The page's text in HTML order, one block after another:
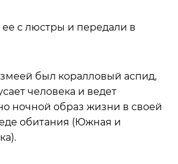
ее с люстры и передали в
был коралловый аспид,
человека и ведет
ночной образ жизни в своей
обитания (Южная и